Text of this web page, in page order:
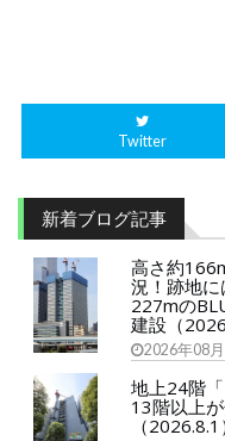
Twitter
新着ブログ記事
高さ約
況！跡地
227mの
建設（
2026年08
地上24階
13階以上
（2026.8.1